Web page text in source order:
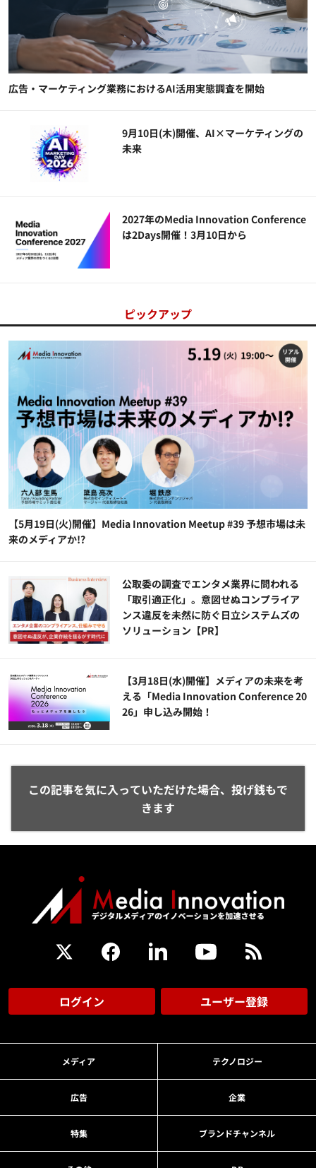
広告・マーケティング業務におけるAI活用実態調査を開始
9月10日(木)開催、AI×マーケティングの
未来
2027年のMedia Innovation Conference
は2Days開催！3月10日から
ピックアップ
【5月19日(火)開催】Media Innovation Meetup #39 予想市場は未
来のメディアか!?
公​​取委の調査でエンタメ業界に問われる
「取引適正化」。意図せぬコンプライア
ンス違反を未然に防ぐ日立システムズの
ソリューション​【PR】
【3月18日(水)開催】メディアの未来を考
える「Media Innovation Conference 20
26」申し込み開始！
この記事を気に入っていただけた場合、投げ銭もで
きます
ログイン ユーザー登録
メディア テクノロジー
広告 企業
特集 ブランドチャンネル